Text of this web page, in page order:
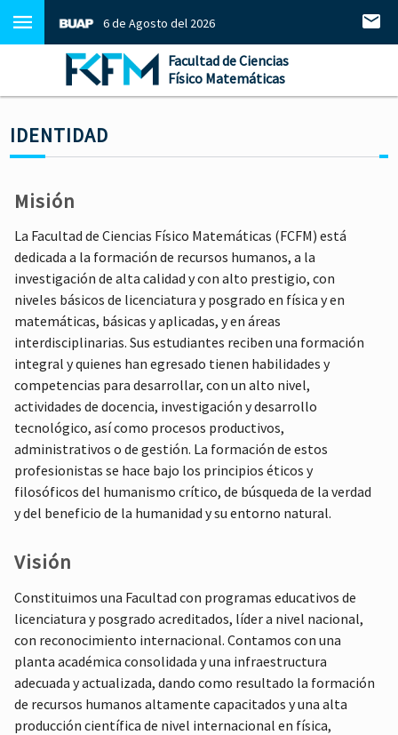
6 de Agosto del 2026
Facultad de Ciencias
Físico Matemáticas
IDENTIDAD
Misión
La Facultad de Ciencias Físico Matemáticas (FCFM) está
dedicada a la formación de recursos humanos, a la
investigación de alta calidad y con alto prestigio, con
niveles básicos de licenciatura y posgrado en física y en
matemáticas, básicas y aplicadas, y en áreas
interdisciplinarias. Sus estudiantes reciben una formación
integral y quienes han egresado tienen habilidades y
competencias para desarrollar, con un alto nivel,
actividades de docencia, investigación y desarrollo
tecnológico, así como procesos productivos,
administrativos o de gestión. La formación de estos
profesionistas se hace bajo los principios éticos y
filosóficos del humanismo crítico, de búsqueda de la verdad
y del beneficio de la humanidad y su entorno natural.
Visión
Constituimos una Facultad con programas educativos de
licenciatura y posgrado acreditados, líder a nivel nacional,
con reconocimiento internacional. Contamos con una
planta académica consolidada y una infraestructura
adecuada y actualizada, dando como resultado la formación
de recursos humanos altamente capacitados y una alta
producción científica de nivel internacional en física,